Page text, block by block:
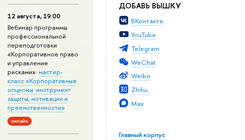
ДОБАВЬ ВЫШКУ
ВКонтакте
YouTube
Telegram
WeChat
Weibo
Zhihu
Max
Главный корпус
12 августа, 19:00
Вебинар программы
профессиональной
переподготовки
«Корпоративное право
и управление
рисками»: мастер-
класс «Корпоративные
опционы: инструмент
защиты, мотивации и
преемственности»
онлайн